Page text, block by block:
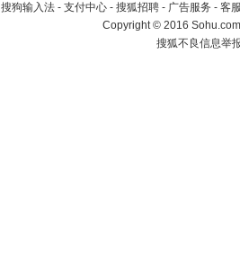
搜狗输入法 - 支付中心 - 搜狐招聘 - 广告服务 - 客
Copyright©2016
搜狐不良信息举